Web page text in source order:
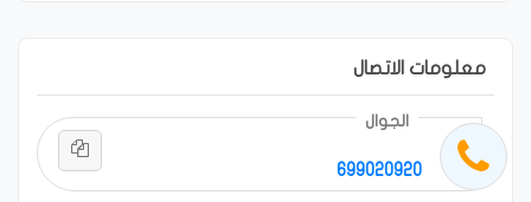
معلومات الاتصال
699020920
الجوال